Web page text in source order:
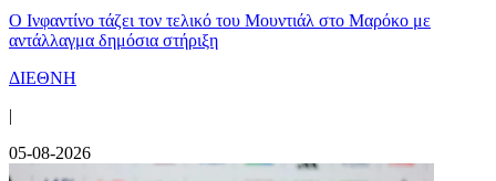
Ο Ινφαντίνο τάζει τον τελικό του Μουντιάλ στο Μαρόκο με
αντάλλαγμα δημόσια στήριξη
ΔΙΕΘΝΗ
|
05-08-2026